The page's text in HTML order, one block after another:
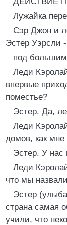
Лужайка
Сэр Джон и
Эстер Уэрсли
под
Леди
впервые
поместье?
Эстер. Да,
Леди
домов, как мне
Эстер. У нас
Леди
что мы
Эстер
страна самая
учили, что